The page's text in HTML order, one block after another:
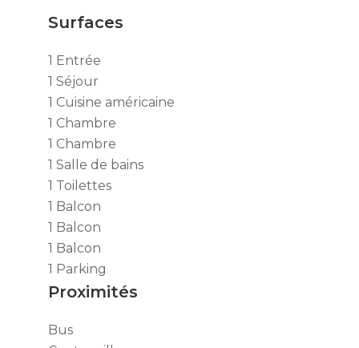
Surfaces
1 Entrée
1 Séjour
1 Cuisine américaine
1 Chambre
1 Chambre
1 Salle de bains
1 Toilettes
1 Balcon
1 Balcon
1 Balcon
1 Parking
Proximités
Bus